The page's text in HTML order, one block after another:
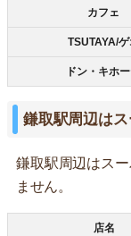
カフェ
TSUTAYA/ゲ
ドン・キホ
鎌取駅周辺は
鎌取駅周辺はス
ません。
店名